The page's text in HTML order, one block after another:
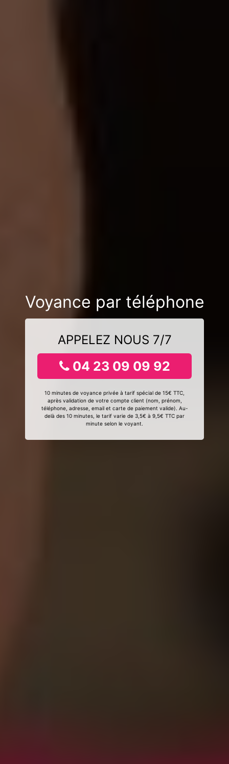
Voyance par téléphone
APPELEZ NOUS 7/7
04 23 09 09 92
10 minutes de voyance privée à tarif spécial de 15€ TTC,
après validation de votre compte client (nom, prénom,
téléphone, adresse, email et carte de paiement valide). Au-
delà des 10 minutes, le tarif varie de 3,5€ à 9,5€ TTC par
minute selon le voyant.